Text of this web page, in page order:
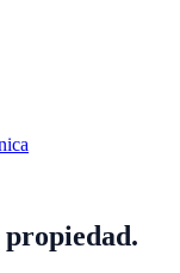
propiedad.